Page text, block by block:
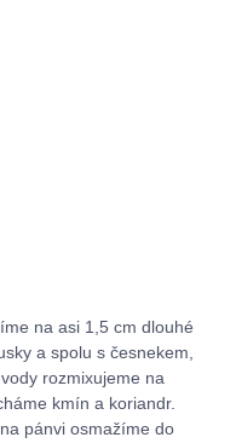
na asi 1,5 cm dlouhé
a spolu s česnekem,
rozmixujeme na
kmín a koriandr.
pánvi osmažíme do